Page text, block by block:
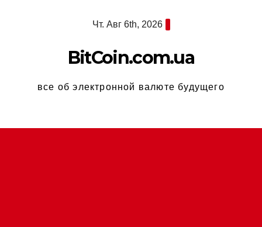
Чт. Авг 6th, 2026
BitCoin.com.ua
все об электронной валюте будущего